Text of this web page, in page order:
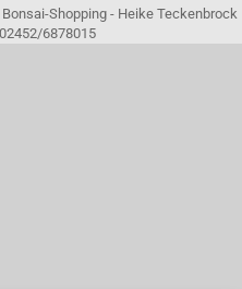
Teckenbrock
6878015